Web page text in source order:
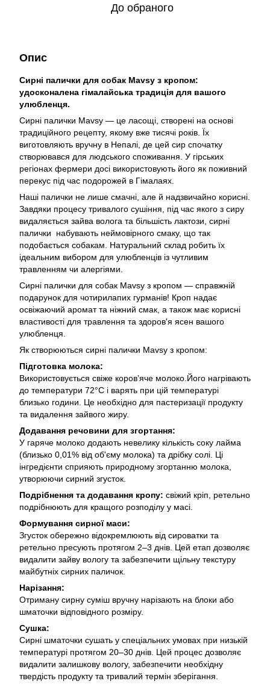
До обраного
Опис
Сирні палички для собак Mavsy з кропом:
удосконалена гімалайська традиція для вашого
улюбленця.
Сирні палички Mavsy — це ласощі, створені на основі
традиційного рецепту, якому вже тисячі років. Їх
виготовляють вручну в Непалі, де цей сир спочатку
створювався для людського споживання. У гірських
регіонах фермери досі використовують його як поживний
перекус під час подорожей в Гімалаях.
Наші палички не лише смачні, але й надзвичайно корисні.
Завдяки процесу тривалого сушіння, під час якого з сиру
видаляється зайва волога та більшість лактози, сирні
палички набувають неймовірного смаку, що так
подобається собакам. Натуральний склад робить їх
ідеальним вибором для улюбленців із чутливим
травленням чи алергіями.
Сирні палички для собак Mavsy з кропом — справжній
подарунок для чотирилапих гурманів! Кроп надає
освіжаючий аромат та ніжний смак, а також має корисні
властивості для травлення та здоров'я ясен вашого
улюбленця.
Як створюються сирні палички Mavsy з кропом:
Підготовка молока:
Використовується свіже коров’яче молоко.Його нагрівають
до температури 72°С і варять при цій температурі
близько години. Це необхідно для пастеризації продукту
та видалення зайвого жиру.
Додавання речовини для згортання:
У гаряче молоко додають невелику кількість соку лайма
(близько 0,01% від об'єму молока) та дрібку солі. Ці
інгредієнти сприяють природному згортанню молока,
утворюючи сирний згусток.
Подрібнення та додавання кропу: свіжий кріп, ретельно
подрібнюють для кращого розподілу у масі.
Формування сирної маси:
Згусток обережно відокремлюють від сироватки та
ретельно пресують протягом 2–3 днів. Цей етап дозволяє
видалити зайву вологу та забезпечити щільну текстуру
майбутніх сирних паличок.
Нарізання:
Отриману сирну суміш вручну нарізають на блоки або
шматочки відповідного розміру.
Сушка:
Сирні шматочки сушать у спеціальних умовах при низькій
температурі протягом 20–30 днів. Цей процес дозволяє
видалити залишкову вологу, забезпечити необхідну
твердість продукту та тривалий термін зберігання.